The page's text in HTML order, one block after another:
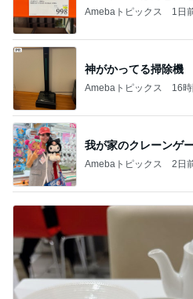
Amebaトピックス 1日
神がかってる掃除機
Amebaトピックス 16
我が家のクレーンゲ
Amebaトピックス 2日